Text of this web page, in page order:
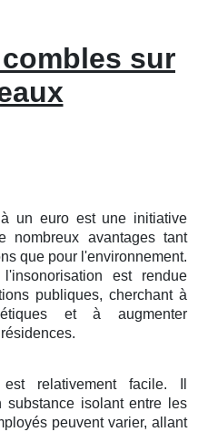
sur
à un euro est une initiative
nombreux avantages tant
que pour l'environnement.
est rendue
publiques, cherchant à
et à augmenter
relativement facile. Il
isolant entre les
peuvent varier, allant